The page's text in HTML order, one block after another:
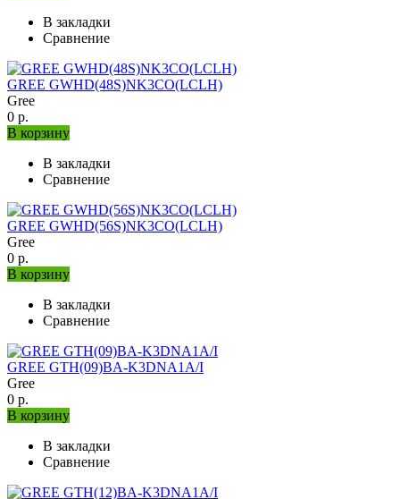
В закладки
Сравнение
GREE GWHD(48S)NK3CO(LCLH)
Gree
0 р.
В корзину
В закладки
Сравнение
GREE GWHD(56S)NK3CO(LCLH)
Gree
0 р.
В корзину
В закладки
Сравнение
GREE GTH(09)BA-K3DNA1A/I
Gree
0 р.
В корзину
В закладки
Сравнение